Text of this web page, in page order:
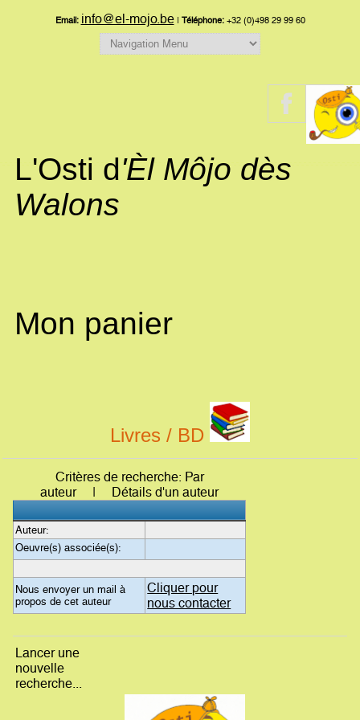
Email: info@el-mojo.be| Téléphone:+32 (0)498 29 99 60
L'Osti d'Èl Môjo dès
Walons
Mon panier
Livres / BD
Critères de recherche: Par
auteur | Détails d'un auteur
Auteur:
Oeuvre(s) associée(s):
Nous envoyer un mail à
propos de cet auteur
Cliquer pour
nous contacter
Lancer une
nouvelle
recherche...